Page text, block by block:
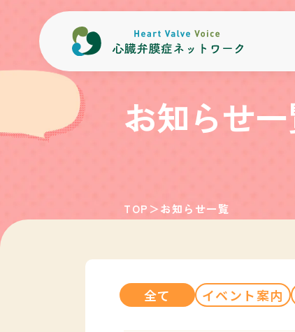
内容をスキップ
お知らせ
TOP ＞お知らせ一覧
全て イベント案内